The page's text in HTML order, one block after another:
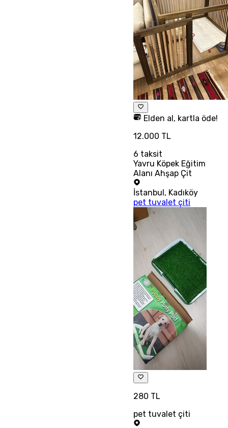
Elden al, kartla öde!
12.000 TL
6 taksit
Yavru Köpek Eğitim
Alanı Ahşap Çit
İstanbul, Kadıköy
pet tuvalet çiti
280 TL
pet tuvalet çiti